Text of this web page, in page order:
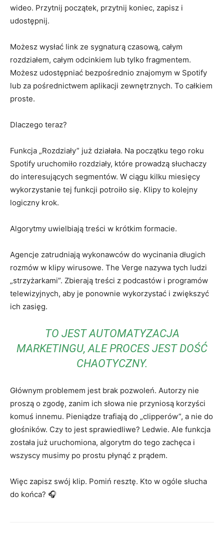
wideo. Przytnij początek, przytnij koniec, zapisz i
udostępnij.
Możesz wysłać link ze sygnaturą czasową, całym
rozdziałem, całym odcinkiem lub tylko fragmentem.
Możesz udostępniać bezpośrednio znajomym w Spotify
lub za pośrednictwem aplikacji zewnętrznych. To całkiem
proste.
Dlaczego teraz?
Funkcja „Rozdziały” już działała. Na początku tego roku
Spotify uruchomiło rozdziały, które prowadzą słuchaczy
do interesujących segmentów. W ciągu kilku miesięcy
wykorzystanie tej funkcji potroiło się. Klipy to kolejny
logiczny krok.
Algorytmy uwielbiają treści w krótkim formacie.
Agencje zatrudniają wykonawców do wycinania długich
rozmów w klipy wirusowe. The Verge nazywa tych ludzi
„strzyżarkami”. Zbierają treści z podcastów i programów
telewizyjnych, aby je ponownie wykorzystać i zwiększyć
ich zasięg.
TO JEST AUTOMATYZACJA
MARKETINGU, ALE PROCES JEST DOŚĆ
CHAOTYCZNY.
Głównym problemem jest brak pozwoleń. Autorzy nie
proszą o zgodę, zanim ich słowa nie przyniosą korzyści
komuś innemu. Pieniądze trafiają do „clipperów”, a nie do
głośników. Czy to jest sprawiedliwe? Ledwie. Ale funkcja
została już uruchomiona, algorytm do tego zachęca i
wszyscy musimy po prostu płynąć z prądem.
Więc zapisz swój klip. Pomiń resztę. Kto w ogóle słucha
do końca? 🎧